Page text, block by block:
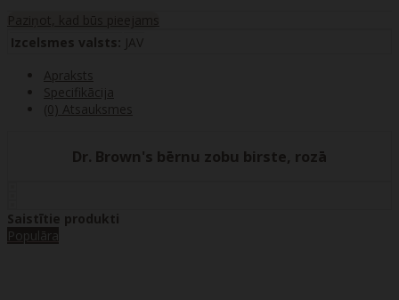
Paziņot, kad būs pieejams
Izcelsmes valsts: JAV
Apraksts
Specifikācija
(0) Atsauksmes
Dr. Brown's bērnu zobu birste, rozā
Saistītie produkti
Populāra